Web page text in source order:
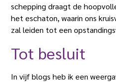
schepping draagt de
het eschaton, waarin ons
zal leiden tot een
Tot besluit
In vijf blogs heb ik een